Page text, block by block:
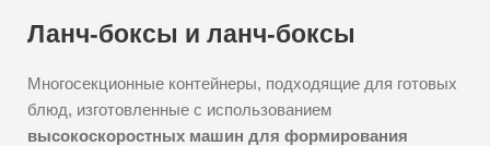
Ланч-боксы и ланч-боксы
Многосекционные контейнеры, подходящие для готовых
блюд, изготовленные с использованием
высокоскоростных машин для формирования